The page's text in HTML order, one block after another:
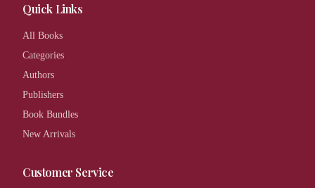
Quick Links
All Books
Categories
Authors
Publishers
Book Bundles
New Arrivals
Customer Service